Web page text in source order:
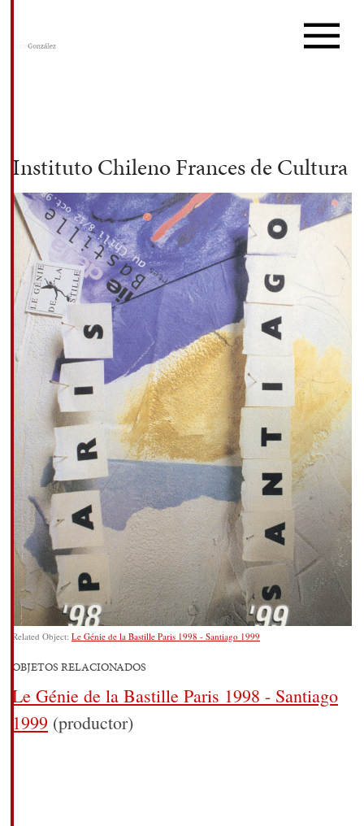
Instituto Chileno Frances de Cultura
Related Object: Le Génie de la Bastille Paris 1998 - Santiago 1999
OBJETOS RELACIONADOS
Le Génie de la Bastille Paris 1998 - Santiago
1999 (productor)